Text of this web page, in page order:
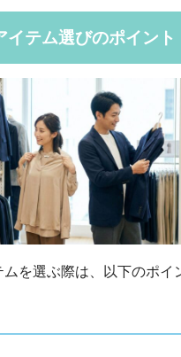
イテム選びのポイント
を選ぶ際は、以下のポイ